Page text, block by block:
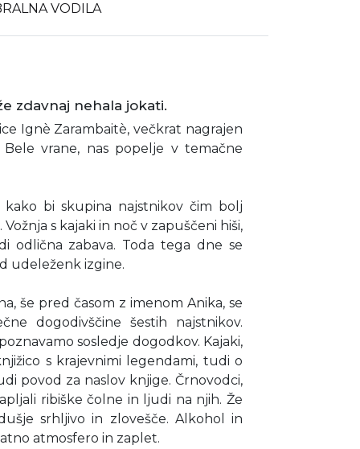
VODILA
zdavnaj nehala jokati.
Ignè Zarambaitè, večkrat nagrajen
vrane, nas popelje v temačne
kako bi skupina najstnikov čim bolj
s kajaki in noč v zapuščeni hiši,
odlična zabava. Toda tega dne se
udeleženk izgine.
še pred časom z imenom Anika, se
dogodivščine šestih najstnikov.
sosledje dogodkov. Kajaki,
s krajevnimi legendami, tudi o
povod za naslov knjige. Črnovodci,
ribiške čolne in ljudi na njih. Že
srhljivo in zlovešče. Alkohol in
atmosfero in zaplet.